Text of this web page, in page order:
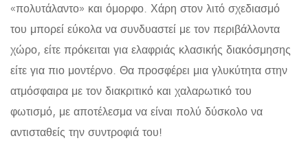
«πολυτάλαντο» και όμορφο. Χάρη στον λιτό σχεδιασμό
του μπορεί εύκολα να συνδυαστεί με τον περιβάλλοντα
χώρο, είτε πρόκειται για ελαφριάς κλασικής διακόσμησης
είτε για πιο μοντέρνο. Θα προσφέρει μια γλυκύτητα στην
ατμόσφαιρα με τον διακριτικό και χαλαρωτικό του
φωτισμό, με αποτέλεσμα να είναι πολύ δύσκολο να
αντισταθείς την συντροφιά του!